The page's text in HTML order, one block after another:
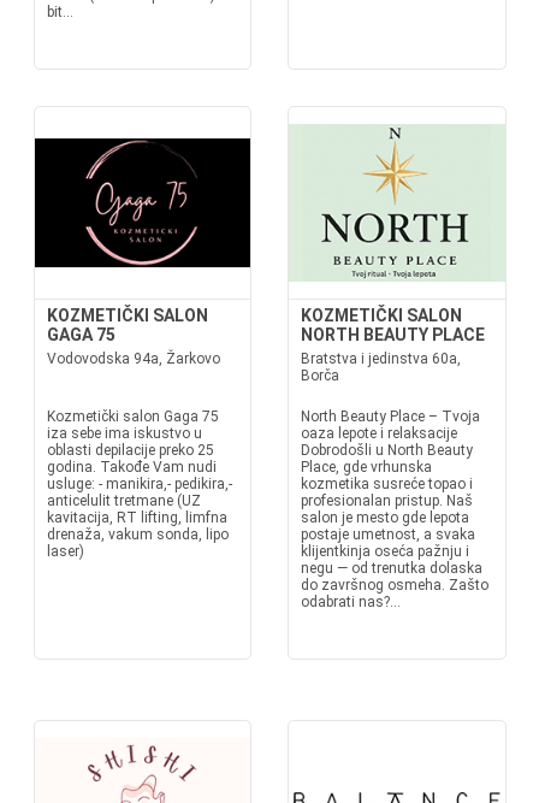
bit...
KOZMETIČKI SALON
GAGA 75
Vodovodska 94a, Žarkovo
Kozmetički salon Gaga 75
iza sebe ima iskustvo u
oblasti depilacije preko 25
godina. Takođe Vam nudi
usluge: - manikira,- pedikira,-
anticelulit tretmane (UZ
kavitacija, RT lifting, limfna
drenaža, vakum sonda, lipo
laser)
KOZMETIČKI SALON
NORTH BEAUTY PLACE
Bratstva i jedinstva 60a,
Borča
North Beauty Place – Tvoja
oaza lepote i relaksacije
Dobrodošli u North Beauty
Place, gde vrhunska
kozmetika susreće topao i
profesionalan pristup. Naš
salon je mesto gde lepota
postaje umetnost, a svaka
klijentkinja oseća pažnju i
negu — od trenutka dolaska
do završnog osmeha. Zašto
odabrati nas?...